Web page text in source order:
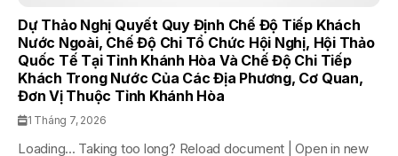
Dự Thảo Nghị Quyết Quy Định Chế Độ Tiếp Khách
Nước Ngoài, Chế Độ Chi Tổ Chức Hội Nghị, Hội Thảo
Quốc Tế Tại Tỉnh Khánh Hòa Và Chế Độ Chi Tiếp
Khách Trong Nước Của Các Địa Phương, Cơ Quan,
Đơn Vị Thuộc Tỉnh Khánh Hòa
1 Tháng 7, 2026
Loading... Taking too long? Reload document | Open in new